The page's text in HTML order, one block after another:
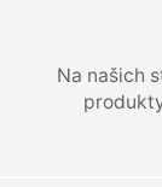
Na našich